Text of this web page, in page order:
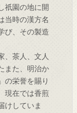
祇園の地に開
当時の漢方名
び、その製造
、茶人、文人
また、明治か
の栄誉を賜り
現在では香煎
けしていま